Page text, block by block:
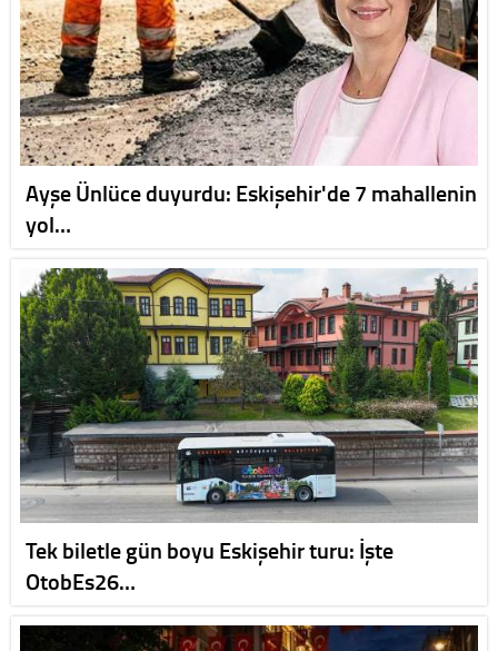
Ayşe Ünlüce duyurdu: Eskişehir'de 7 mahallenin
yol…
Tek biletle gün boyu Eskişehir turu: İşte
OtobEs26…